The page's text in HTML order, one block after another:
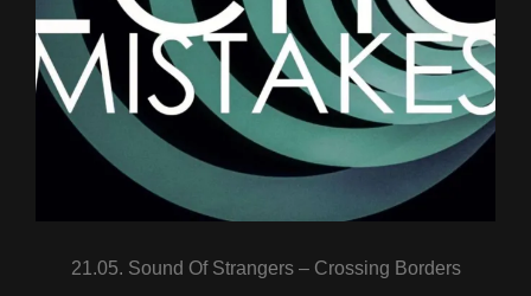
21.05. Sound Of Strangers – Crossing Borders